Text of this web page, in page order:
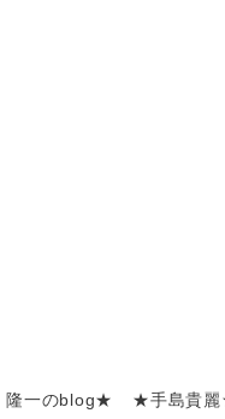
隆一のblog★ ★手島貴